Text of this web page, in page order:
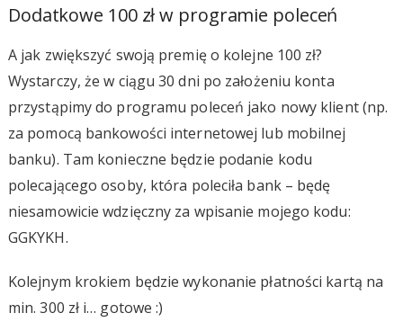
Dodatkowe 100 zł w programie poleceń
A jak zwiększyć swoją premię o kolejne 100 zł?
Wystarczy, że w ciągu 30 dni po założeniu konta
przystąpimy do programu poleceń jako nowy klient (np.
za pomocą bankowości internetowej lub mobilnej
banku). Tam konieczne będzie podanie kodu
polecającego osoby, która poleciła bank – będę
niesamowicie wdzięczny za wpisanie mojego kodu:
GGKYKH.
Kolejnym krokiem będzie wykonanie płatności kartą na
min. 300 zł i… gotowe :)